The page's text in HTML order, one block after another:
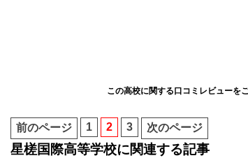
この高校に関する口コミレビューを
前のページ 1 2 3 次のページ
星槎国際高等学校に関連する記事